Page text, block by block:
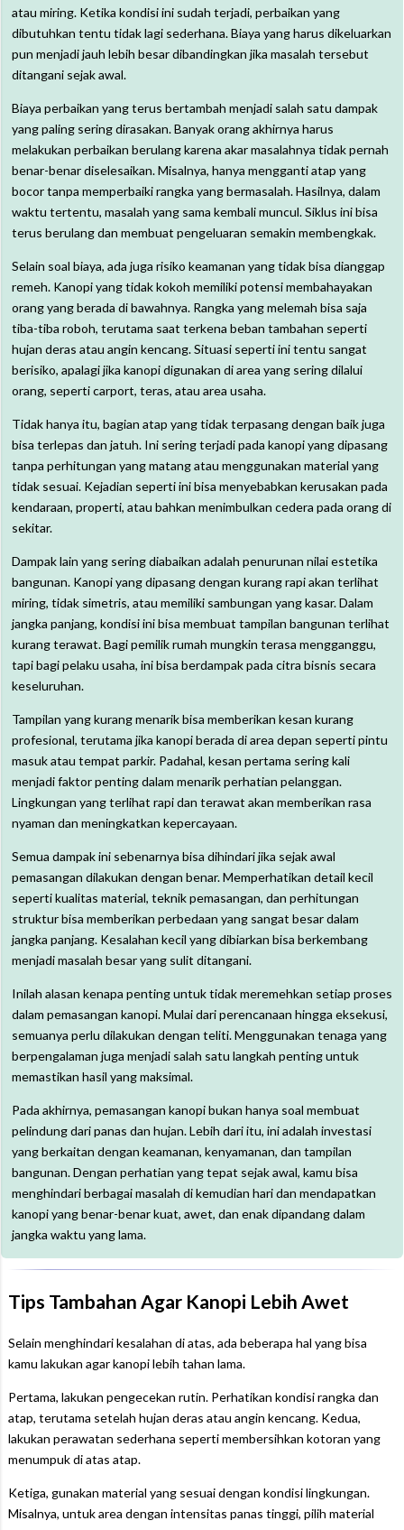
atau miring. Ketika kondisi ini sudah terjadi, perbaikan yang
dibutuhkan tentu tidak lagi sederhana. Biaya yang harus dikeluarkan
pun menjadi jauh lebih besar dibandingkan jika masalah tersebut
ditangani sejak awal.
Biaya perbaikan yang terus bertambah menjadi salah satu dampak
yang paling sering dirasakan. Banyak orang akhirnya harus
melakukan perbaikan berulang karena akar masalahnya tidak pernah
benar-benar diselesaikan. Misalnya, hanya mengganti atap yang
bocor tanpa memperbaiki rangka yang bermasalah. Hasilnya, dalam
waktu tertentu, masalah yang sama kembali muncul. Siklus ini bisa
terus berulang dan membuat pengeluaran semakin membengkak.
Selain soal biaya, ada juga risiko keamanan yang tidak bisa dianggap
remeh. Kanopi yang tidak kokoh memiliki potensi membahayakan
orang yang berada di bawahnya. Rangka yang melemah bisa saja
tiba-tiba roboh, terutama saat terkena beban tambahan seperti
hujan deras atau angin kencang. Situasi seperti ini tentu sangat
berisiko, apalagi jika kanopi digunakan di area yang sering dilalui
orang, seperti carport, teras, atau area usaha.
Tidak hanya itu, bagian atap yang tidak terpasang dengan baik juga
bisa terlepas dan jatuh. Ini sering terjadi pada kanopi yang dipasang
tanpa perhitungan yang matang atau menggunakan material yang
tidak sesuai. Kejadian seperti ini bisa menyebabkan kerusakan pada
kendaraan, properti, atau bahkan menimbulkan cedera pada orang di
sekitar.
Dampak lain yang sering diabaikan adalah penurunan nilai estetika
bangunan. Kanopi yang dipasang dengan kurang rapi akan terlihat
miring, tidak simetris, atau memiliki sambungan yang kasar. Dalam
jangka panjang, kondisi ini bisa membuat tampilan bangunan terlihat
kurang terawat. Bagi pemilik rumah mungkin terasa mengganggu,
tapi bagi pelaku usaha, ini bisa berdampak pada citra bisnis secara
keseluruhan.
Tampilan yang kurang menarik bisa memberikan kesan kurang
profesional, terutama jika kanopi berada di area depan seperti pintu
masuk atau tempat parkir. Padahal, kesan pertama sering kali
menjadi faktor penting dalam menarik perhatian pelanggan.
Lingkungan yang terlihat rapi dan terawat akan memberikan rasa
nyaman dan meningkatkan kepercayaan.
Semua dampak ini sebenarnya bisa dihindari jika sejak awal
pemasangan dilakukan dengan benar. Memperhatikan detail kecil
seperti kualitas material, teknik pemasangan, dan perhitungan
struktur bisa memberikan perbedaan yang sangat besar dalam
jangka panjang. Kesalahan kecil yang dibiarkan bisa berkembang
menjadi masalah besar yang sulit ditangani.
Inilah alasan kenapa penting untuk tidak meremehkan setiap proses
dalam pemasangan kanopi. Mulai dari perencanaan hingga eksekusi,
semuanya perlu dilakukan dengan teliti. Menggunakan tenaga yang
berpengalaman juga menjadi salah satu langkah penting untuk
memastikan hasil yang maksimal.
Pada akhirnya, pemasangan kanopi bukan hanya soal membuat
pelindung dari panas dan hujan. Lebih dari itu, ini adalah investasi
yang berkaitan dengan keamanan, kenyamanan, dan tampilan
bangunan. Dengan perhatian yang tepat sejak awal, kamu bisa
menghindari berbagai masalah di kemudian hari dan mendapatkan
kanopi yang benar-benar kuat, awet, dan enak dipandang dalam
jangka waktu yang lama.
Tips Tambahan Agar Kanopi Lebih Awet
Selain menghindari kesalahan di atas, ada beberapa hal yang bisa
kamu lakukan agar kanopi lebih tahan lama.
Pertama, lakukan pengecekan rutin. Perhatikan kondisi rangka dan
atap, terutama setelah hujan deras atau angin kencang. Kedua,
lakukan perawatan sederhana seperti membersihkan kotoran yang
menumpuk di atas atap.
Ketiga, gunakan material yang sesuai dengan kondisi lingkungan.
Misalnya, untuk area dengan intensitas panas tinggi, pilih material